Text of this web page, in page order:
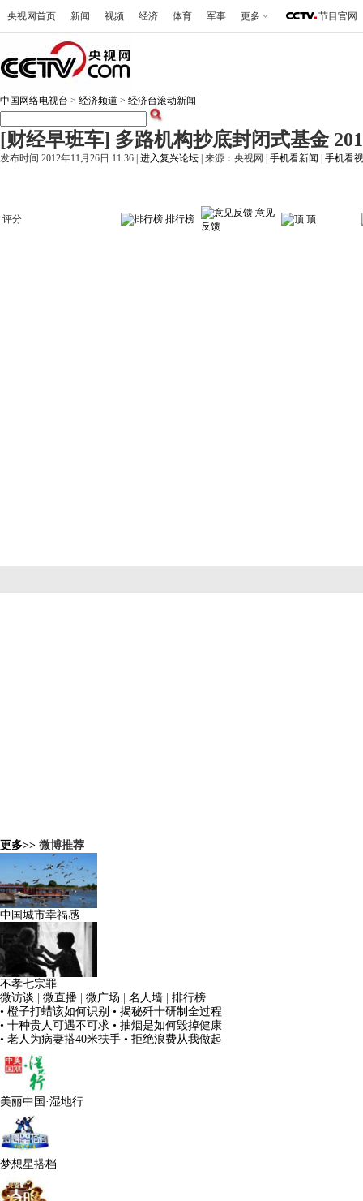
央视网首页 新闻 视频 经济 体育 军事 更多 节目官网
中国网络电视台 > 经济频道 > 经济台滚动新闻
[财经早班车] 多路机构抄底封闭式基金
发布时间:2012年11月26日 11:36 | 进入复兴论坛 | 来源：央视网 | 手机看新闻 手机看
评分 排行榜
意见
反馈
顶
更多>> 微博推荐
中国城市幸福感
不孝七宗罪
微访谈
微直播 微广场 名人墙
排行榜
• 橙子打蜡该如何识别 • 揭秘歼十研制全过程
• 十种贵人可遇不可求 • 抽烟是如何毁掉健康
• 老人为病妻搭40米扶手 • 拒绝浪费从我做起
美丽中国·湿地行
梦想星搭档